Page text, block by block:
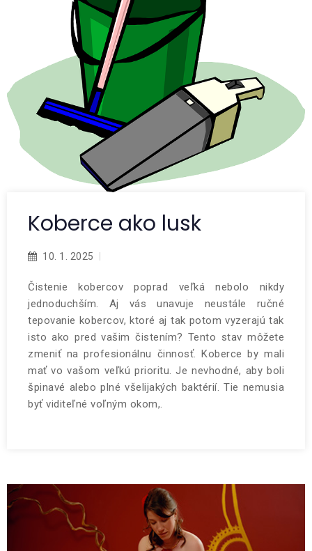
Koberce ako lusk
10. 1. 2025
Čistenie kobercov poprad veľká nebolo nikdy
jednoduchším. Aj vás unavuje neustále ručné
tepovanie kobercov, ktoré aj tak potom vyzerajú tak
isto ako pred vašim čistením? Tento stav môžete
zmeniť na profesionálnu činnosť. Koberce by mali
mať vo vašom veľkú prioritu. Je nevhodné, aby boli
špinavé alebo plné všelijakých baktérií. Tie nemusia
byť viditeľné voľným okom,.